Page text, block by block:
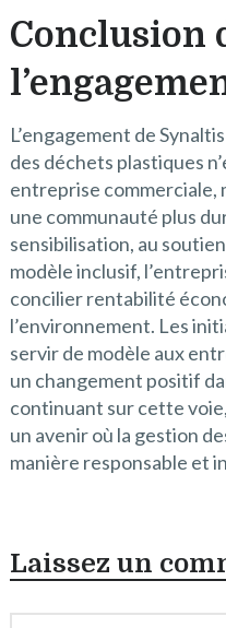
Conclusion
L’engagement de
des déchets plastiques
entreprise commerciale,
une communauté plus
sensibilisation, au
modèle inclusif,
concilier rentabilité
l’environnement. Les
servir de modèle aux
un changement positif
continuant sur cette voie,
un avenir où la gestion
manière responsable et
Laissez un